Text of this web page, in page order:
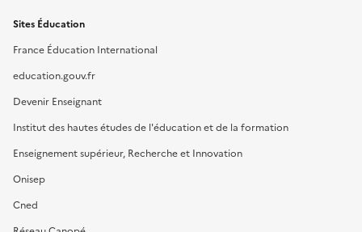
Sites Éducation
France Éducation International
education.gouv.fr
Devenir Enseignant
Institut des hautes études de l'éducation et de la formation
Enseignement supérieur, Recherche et Innovation
Onisep
Cned